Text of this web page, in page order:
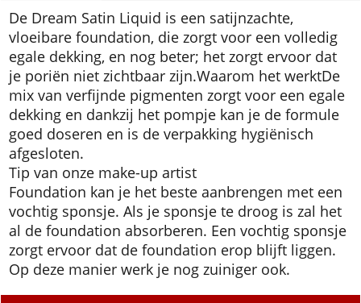
Beschrijving
De Dream Satin Liquid is een satijnzachte,
vloeibare foundation, die zorgt voor een volledig
egale dekking, en nog beter; het zorgt ervoor dat
je poriën niet zichtbaar zijn.Waarom het werktDe
mix van verfijnde pigmenten zorgt voor een egale
dekking en dankzij het pompje kan je de formule
goed doseren en is de verpakking hygiënisch
afgesloten.
Tip van onze make-up artist
Foundation kan je het beste aanbrengen met een
vochtig sponsje. Als je sponsje te droog is zal het
al de foundation absorberen. Een vochtig sponsje
zorgt ervoor dat de foundation erop blijft liggen.
Op deze manier werk je nog zuiniger ook.